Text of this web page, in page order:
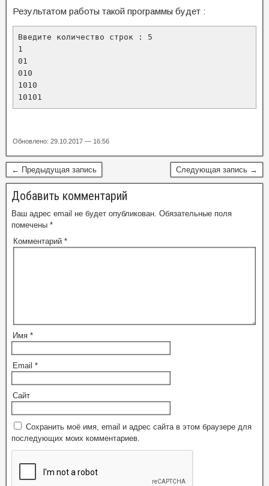
Результатом работы такой программы будет :
Введите количество строк : 5
1
01
010
1010
10101
Обновлено: 29.10.2017 — 16:56
← Предыдущая запись Следующая запись →
Добавить комментарий
Ваш адрес email не будет опубликован. Обязательные поля
помечены *
Комментарий *
Имя *
Email *
Сайт
Сохранить моё имя, email и адрес сайта в этом браузере для
последующих моих комментариев.